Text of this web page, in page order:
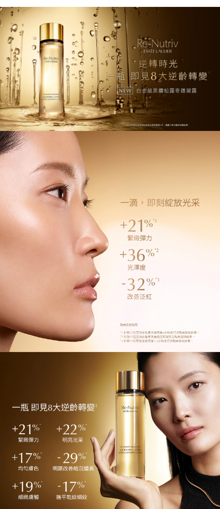
絲滑羽柔水感質地，如輕霧般瞬效沁透肌膚，瞬間吸收
一滴，即刻綻放光采
緊緻彈力+21%*2、光澤度+36%*3、改善泛紅-32%*4
一瓶，彈力煥活新生
撫平細紋-17%*5、改善暗沉-29%*6、改善痘印-66%*7
使用方法：
精華水為開啟奢寵保養的第一道程序，建議將精華水倒在
手心，輕輕按壓於臉部，喚醒肌膚吸收力、明亮光澤。
或用化妝棉濕敷全臉或重點部位，靜置3-5分鐘，即可達
到如同安瓶導入般的深度修護，肌膚感受彈嫩細滑、煥亮
年輕。
臨床測試說明
*132位及33位亞洲女性每日使用產品2次，連續八周之臨床試驗結果
*2 針對 32 位亞洲女性單次使用後4小時進行的臨床測試結果
*3 針對 32 位亞洲女性單次使用立即測試之臨床測試結果
*4 針對 25 位受試者使用後2.5小時進行的臨床測試結果
*5 32位亞洲女性使用本產品8週、每日早晚各一次後之臨床測試結果
*6 32位亞洲女性使用本產品12週、每日早晚各一次後之臨床測試結果
一瓶實現八大逆齡關鍵*1，全新輕奢精華水首選鉅獻！
Melanosporum Extract, Hydrolyzed Yeast Protein,
Narcissus Tazetta Bulb Extract, Laminaria Digitata
Extract, Sodium Hyaluronate, Acetyl Hexapeptide-8,
Aminopropyl Ascorbyl Phosphate, Lactobacillus
Ferment, Acetyl Glucosamine, Algae Extract,
Hydrolyzed Rice Extract, Sigesbeckia Orientalis (St.
Paul'S Wort) Extract, Caffeine, Pearl Powder,
Dipotassium Glycyrrhizate, Cucumis Sativus
(Cucumber) Fruit Extract, Trametes Versicolor Extract,
Pyrus Malus (Apple) Fruit Extract, Scutellaria
Baicalensis Root Extract, Palmaria Palmata Extract,
Trehalose, Urea, Caprylyl Glycol, Hexylene Glycol,
Sodium Pca, Triacetin, Citric Acid, Potassium
Hydroxide, Peg-40 Hydrogenated Castor Oil, Peg-75,
Ppg-6-Decyltetradeceth-30, Polyquaternium-51, Ppg-
26-Buteth-26, Fragrance (Parfum), Bht, Sodium
Sulfite, Sodium Metabisulfite, Sodium Citrate,
Disodium Edta, Phenoxyethanol, Potassium Sorbate,
Sodium Benzoate, Chlorphenesin, Sorbic Acid
<ILN52903>
請注意以上成分可能會不時更新，請參閱產品包裝上的產
品成分，了解最新的成分內容。